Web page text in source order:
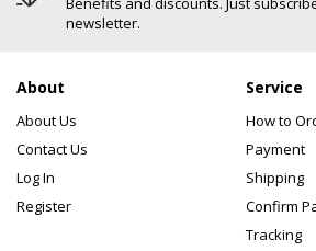
newsletter.
About
About Us
Contact Us
Log In
Register
Service
How to
Payment
Shipping
Confirm
Tracking